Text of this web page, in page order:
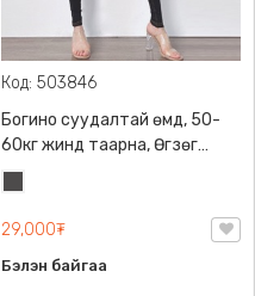
Код: 503846
Богино суудалтай өмд, 50-
60кг жинд таарна, Өгзөг
өргөгчтэй
29,000₮
Бэлэн байгаа